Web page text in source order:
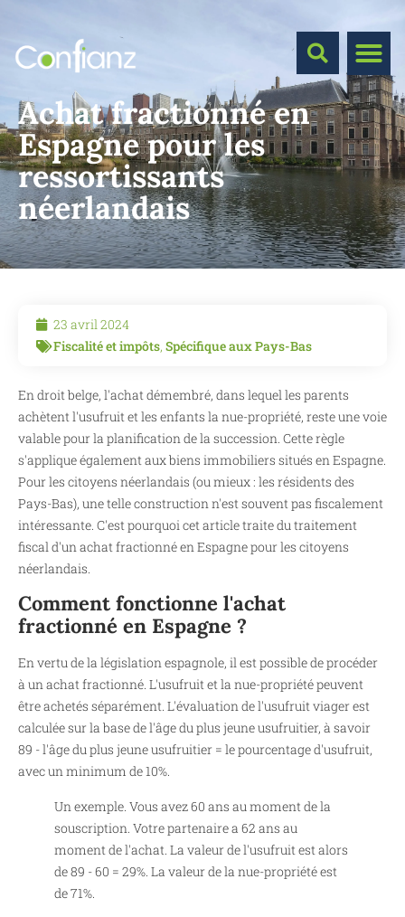
Achat fractionné en
Espagne pour les
ressortissants
néerlandais
23 avril 2024
Fiscalité et impôts, Spécifique aux Pays-Bas
En droit belge, l'achat démembré, dans lequel les parents
achètent l'usufruit et les enfants la nue-propriété, reste une voie
valable pour la planification de la succession. Cette règle
s'applique également aux biens immobiliers situés en Espagne.
Pour les citoyens néerlandais (ou mieux : les résidents des
Pays-Bas), une telle construction n'est souvent pas fiscalement
intéressante. C'est pourquoi cet article traite du traitement
fiscal d'un achat fractionné en Espagne pour les citoyens
néerlandais.
Comment fonctionne l'achat
fractionné en Espagne ?
En vertu de la législation espagnole, il est possible de procéder
à un achat fractionné. L'usufruit et la nue-propriété peuvent
être achetés séparément. L'évaluation de l'usufruit viager est
calculée sur la base de l'âge du plus jeune usufruitier, à savoir
89 - l'âge du plus jeune usufruitier = le pourcentage d'usufruit,
avec un minimum de 10%.
Un exemple. Vous avez 60 ans au moment de la
souscription. Votre partenaire a 62 ans au
moment de l'achat. La valeur de l'usufruit est alors
de 89 - 60 = 29%. La valeur de la nue-propriété est
de 71%.